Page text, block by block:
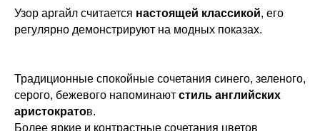
Узор аргайл считается настоящей классикой, его
регулярно демонстрируют на модных показах.
Традиционные спокойные сочетания синего, зеленого,
серого, бежевого напоминают стиль английских
аристократов.
Более яркие и контрастные сочетания цветов